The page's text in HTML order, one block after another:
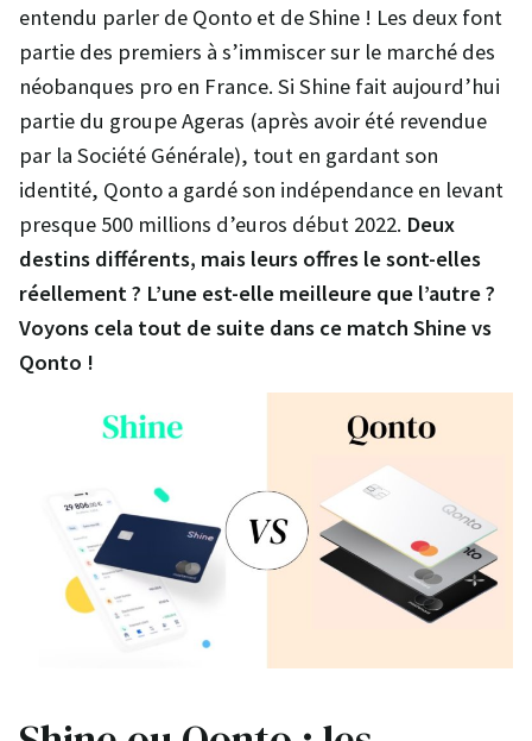
entendu parler de Qonto et de Shine ! Les deux font
partie des premiers à s’immiscer sur le marché des
néobanques pro en France. Si Shine fait aujourd’hui
partie du groupe Ageras (après avoir été revendue
par la Société Générale), tout en gardant son
identité, Qonto a gardé son indépendance en levant
presque 500 millions d’euros début 2022. Deux
destins différents, mais leurs offres le sont-elles
réellement ? L’une est-elle meilleure que l’autre ?
Voyons cela tout de suite dans ce match Shine vs
Qonto !